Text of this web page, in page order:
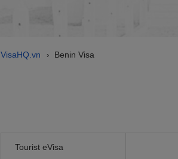
VisaHQ.vn › Benin Visa
Tourist eVisa